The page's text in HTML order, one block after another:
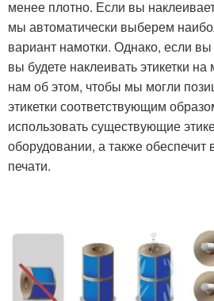
менее плотно. Если вы
мы автоматически выберем
вариант намотки. Однако, если
вы будете наклеивать этикетки
нам об этом, чтобы мы могли
этикетки соответствующим
использовать существующие
оборудовании, а также
печати.